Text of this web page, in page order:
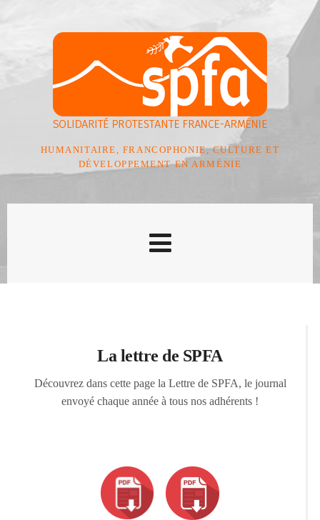
HUMANITAIRE, FRANCOPHONIE, CULTURE ET
DÉVELOPPEMENT EN ARMÉNIE
La lettre de SPFA
Découvrez dans cette page la Lettre de SPFA, le journal
envoyé chaque année à tous nos adhérents !